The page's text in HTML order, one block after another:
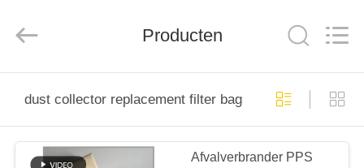
PRODUCTEN
Co.,Ltd..
Producten
dust collector replacement filter bags
Afvalverbrander PPS